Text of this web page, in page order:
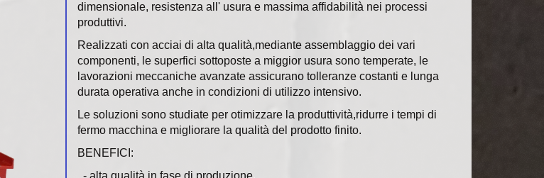
dimensionale, resistenza all' usura e massima affidabilità nei processi
produttivi.
Realizzati con acciai di alta qualità,mediante assemblaggio dei vari
componenti, le superfici sottoposte a miggior usura sono temperate, le
lavorazioni meccaniche avanzate assicurano tolleranze costanti e lunga
durata operativa anche in condizioni di utilizzo intensivo.
Le soluzioni sono studiate per otimizzare la produttività,ridurre i tempi di
fermo macchina e migliorare la qualità del prodotto finito.
BENEFICI:
- alta qualità in fase di produzione,